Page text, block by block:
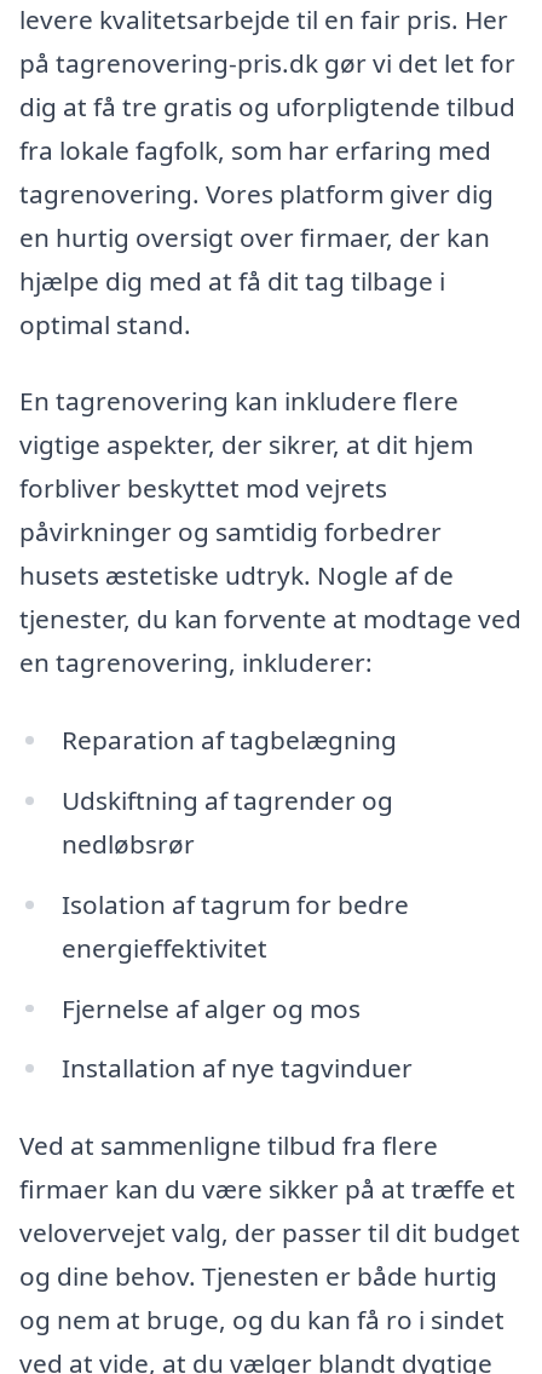
levere kvalitetsarbejde til en fair pris. Her
på tagrenovering-pris.dk gør vi det let for
dig at få tre gratis og uforpligtende tilbud
fra lokale fagfolk, som har erfaring med
tagrenovering. Vores platform giver dig
en hurtig oversigt over firmaer, der kan
hjælpe dig med at få dit tag tilbage i
optimal stand.
En tagrenovering kan inkludere flere
vigtige aspekter, der sikrer, at dit hjem
forbliver beskyttet mod vejrets
påvirkninger og samtidig forbedrer
husets æstetiske udtryk. Nogle af de
tjenester, du kan forvente at modtage ved
en tagrenovering, inkluderer:
Reparation af tagbelægning
Udskiftning af tagrender og
nedløbsrør
Isolation af tagrum for bedre
energieffektivitet
Fjernelse af alger og mos
Installation af nye tagvinduer
Ved at sammenligne tilbud fra flere
firmaer kan du være sikker på at træffe et
velovervejet valg, der passer til dit budget
og dine behov. Tjenesten er både hurtig
og nem at bruge, og du kan få ro i sindet
ved at vide, at du vælger blandt dygtige